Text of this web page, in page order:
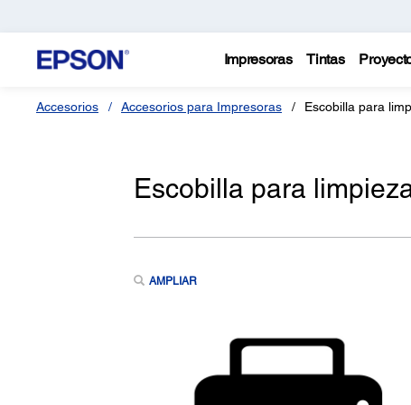
Impresoras Tintas
Accesorios Accesorios para Impresoras Escobilla para
Escobilla para
AMPLIAR